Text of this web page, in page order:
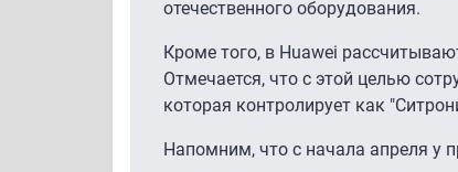
отечественного оборудования.
Кроме того, в Huawei
Отмечается, что с этой целью
которая контролирует как
Напомним, что с начала апреля у